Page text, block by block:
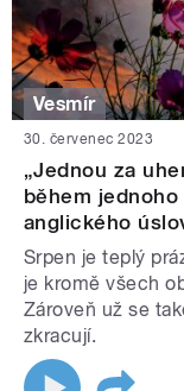
Vesmír
30. červenec 2023
„Jednou za
během
anglického
Srpen je teplý
je kromě všech
Zároveň už se
zkracují.